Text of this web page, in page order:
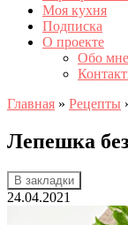
Моя кухня
Подписка
О проекте
Обо мне
Главная » Рецепты
Лепешка
В закладки
24.04.2021